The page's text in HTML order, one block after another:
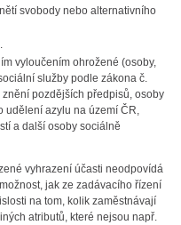
svobody nebo alternativního
vyloučením ohrožené (osoby,
služby podle zákona č.
pozdějších předpisů, osoby
udělení azylu na území ČR,
a další osoby sociálně
vyhrazení účasti neodpovídá
jak ze zadávacího řízení
na tom, kolik zaměstnávají
atributů, které nejsou např.